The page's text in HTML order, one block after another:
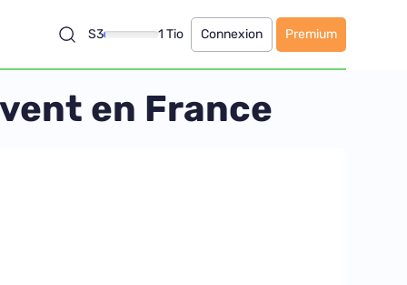
S3 1 Tio Connexion Premium
en France